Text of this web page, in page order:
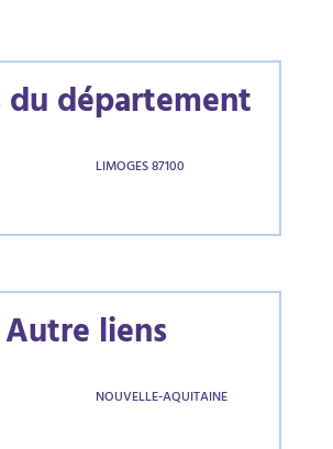
département
LIMOGES 87100
Autre liens
NOUVELLE-AQUITAINE